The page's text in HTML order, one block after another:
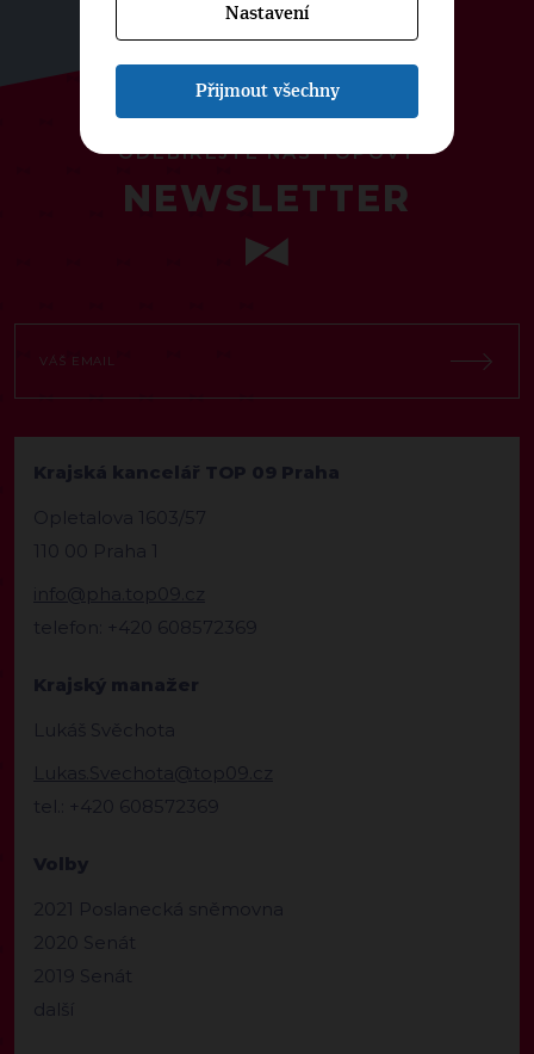
ODEBÍREJTE NÁŠ TOPOVÝ
NEWSLETTER
Krajská kancelář TOP 09 Praha
Opletalova 1603/57
110 00 Praha 1
info@pha.top09.cz
telefon: +420 608572369
Krajský manažer
Lukáš Svěchota
Lukas.Svechota@top09.cz
tel.: +420 608572369
Volby
2021 Poslanecká sněmovna
2020 Senát
2019 Senát
další
Nastavení
Přijmout všechny